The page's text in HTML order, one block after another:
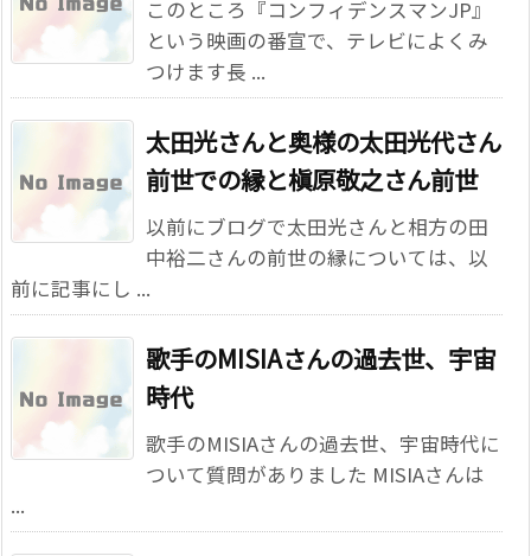
このところ『コンフィデンスマンJP』
という映画の番宣で、テレビによくみ
つけます長 ...
太田光さんと奥様の太田光代さん
前世での縁と槇原敬之さん前世
以前にブログで太田光さんと相方の田
中裕二さんの前世の縁については、以
前に記事にし ...
歌手のMISIAさんの過去世、宇宙
時代
歌手のMISIAさんの過去世、宇宙時代に
ついて質問がありました MISIAさんは
...